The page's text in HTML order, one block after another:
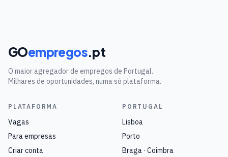
GOempregos.pt
O maior agregador de empregos de Portugal.
Milhares de oportunidades, numa só plataforma.
PLATAFORMA
Vagas
Para empresas
Criar conta
PORTUGAL
Lisboa
Porto
Braga · Coimbra